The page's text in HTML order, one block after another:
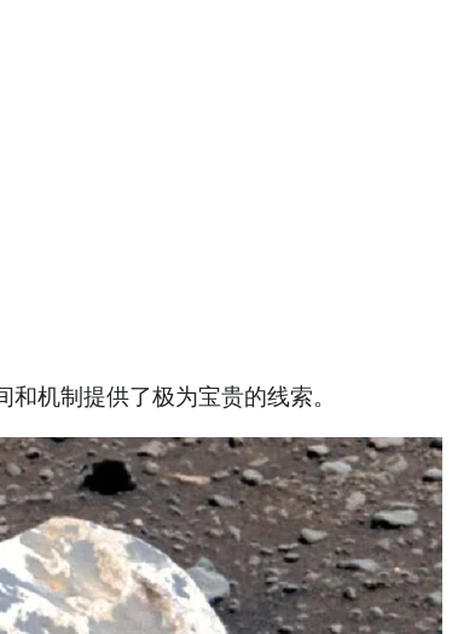
机制提供了极为宝贵的线索。